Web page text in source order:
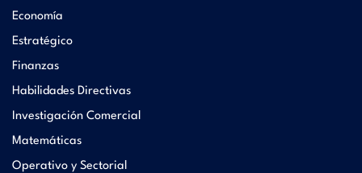
Economía
Estratégico
Finanzas
Habilidades Directivas
Investigación Comercial
Matemáticas
Operativo y Sectorial